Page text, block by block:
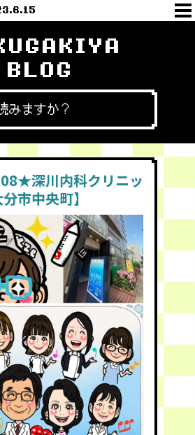
BLOG
みますか？
深川内科クリニッ
市中央町】